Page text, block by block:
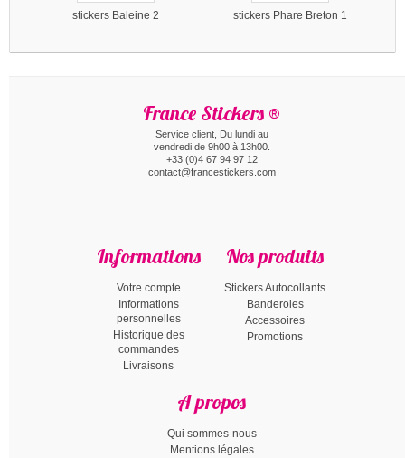
stickers Baleine 2 stickers Phare Breton 1
France Stickers ®
Service client, Du lundi au
vendredi de 9h00 à 13h00.
+33 (0)4 67 94 97 12
contact@francestickers.com
Informations
Votre compte
Informations
personnelles
Historique des
commandes
Livraisons
Nos produits
Stickers Autocollants
Banderoles
Accessoires
Promotions
A propos
Qui sommes-nous
Mentions légales